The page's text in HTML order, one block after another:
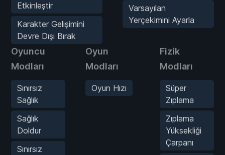
Etkinleştir
Karakter Gelişimini
Devre Dışı Bırak
Varsayılan
Yerçekimini Ayarla
Oyuncu
Modları
Sınırsız
Sağlık
Sağlık
Doldur
Sınırsız
Oyun
Modları
Oyun Hızı
Fizik
Modları
Süper
Zıplama
Zıplama
Yüksekliği
Çarpanı